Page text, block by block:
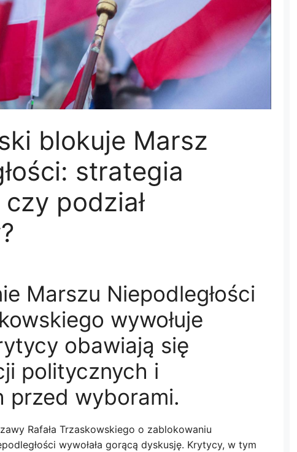
blokuje Marsz
strategia
podział
Marszu Niepodległości
wywołuje
obawiają się
politycznych i
przed wyborami.
Rafała Trzaskowskiego o zablokowaniu
wywołała gorącą dyskusję. Krytycy, w tym